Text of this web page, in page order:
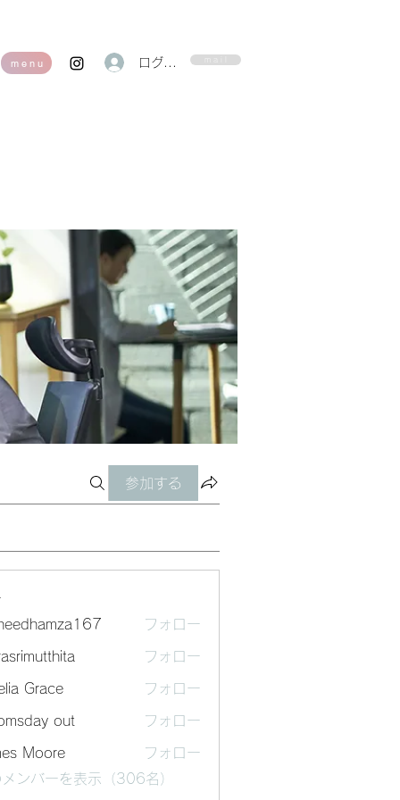
m e n u ログイン
参加する
フォロー
フォロー
Grace フォロー
out フォロー
Moore
フォロー
ンバーを表示（306名）